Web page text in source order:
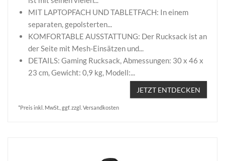
MIT LAPTOPFACH UND TABLETFACH: In einem
separaten, gepolsterten...
KOMFORTABLE AUSSTATTUNG: Der Rucksack ist an
der Seite mit Mesh-Einsätzen und...
DETAILS: Gaming Rucksack, Abmessungen: 30 x 46 x
23 cm, Gewicht: 0,9 kg, Modell:...
JETZT ENTDECKEN
*Preis inkl. MwSt., ggf. zzgl. Versandkosten